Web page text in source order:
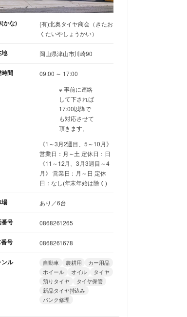
かな)
(有)北奥タイヤ商会（きたお
くたいやしょうかい）
地 岡山県津山市川崎90
間
09:00 ～ 17:00
※ 事前に連絡
して下されば
17:00以降で
も対応させて
頂きます。
《1～3月2週目、5～10月》
営業日：月～土 定休日：日
《11～12月、3月3週目～4
月》 営業日：月～日 定休
日：なし(年末年始は除く)
あり／6台
番号 0868261265
号 0868261678
ンル 自動車 農耕用
カー用品
ホイール
オイル
タイヤ
預りタイヤ
タイヤ保管
新品タイヤ持込み
パンク修理